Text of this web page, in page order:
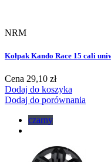
NRM
Kołpak Kando Race 15 cali
Cena 29,10 zł
Dodaj do koszyka
Dodaj do porównania
czarny